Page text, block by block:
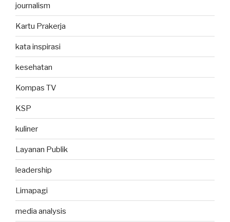
journalism
Kartu Prakerja
kata inspirasi
kesehatan
Kompas TV
KSP
kuliner
Layanan Publik
leadership
Limapagi
media analysis